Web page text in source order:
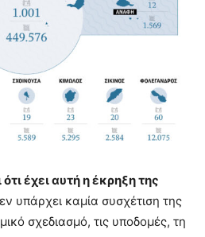
έχει αυτή η έκρηξη της
υπάρχει καμία συσχέτιση της
σχεδιασμό, τις υποδομές, τη